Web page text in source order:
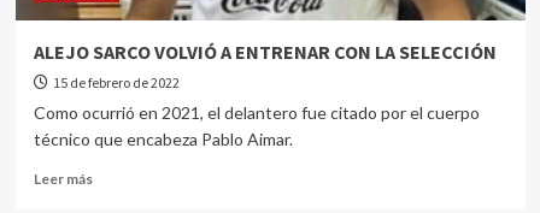
ALEJO SARCO VOLVIÓ A ENTRENAR CON LA SELECCIÓN
15 de febrero de 2022
Como ocurrió en 2021, el delantero fue citado por el cuerpo
técnico que encabeza Pablo Aimar.
Leer más